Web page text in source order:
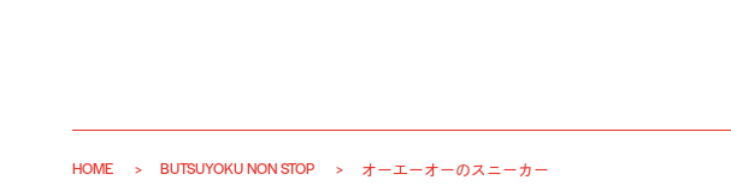
HOME BUTSUYOKU NON STOP オーエーオーのスニーカー